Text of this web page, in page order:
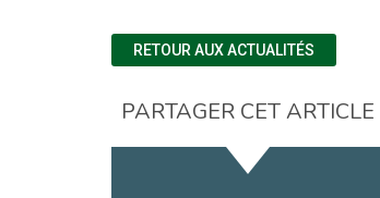
RETOUR AUX ACTUALITÉS
PARTAGER CET ARTICLE